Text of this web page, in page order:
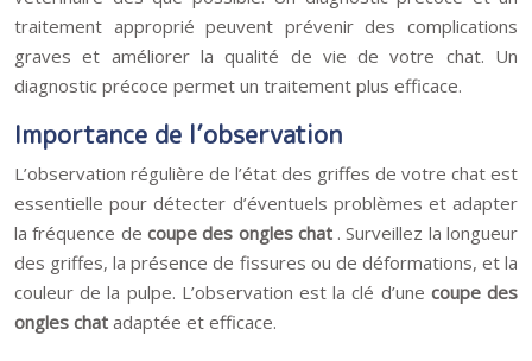
traitement approprié peuvent prévenir des complications
graves et améliorer la qualité de vie de votre chat. Un
diagnostic précoce permet un traitement plus efficace.
Importance de l’observation
L’observation régulière de l’état des griffes de votre chat est
essentielle pour détecter d’éventuels problèmes et adapter
la fréquence de coupe des ongles chat . Surveillez la longueur
des griffes, la présence de fissures ou de déformations, et la
couleur de la pulpe. L’observation est la clé d’une coupe des
ongles chat adaptée et efficace.